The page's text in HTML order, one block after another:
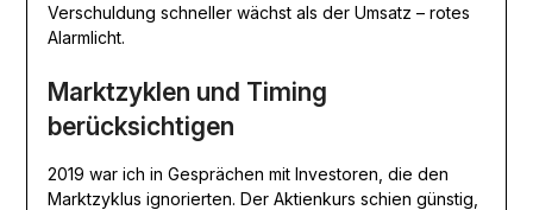
Verschuldung schneller wächst als der Umsatz – rotes
Alarmlicht.
Marktzyklen und Timing
berücksichtigen
2019 war ich in Gesprächen mit Investoren, die den
Marktzyklus ignorierten. Der Aktienkurs schien günstig,